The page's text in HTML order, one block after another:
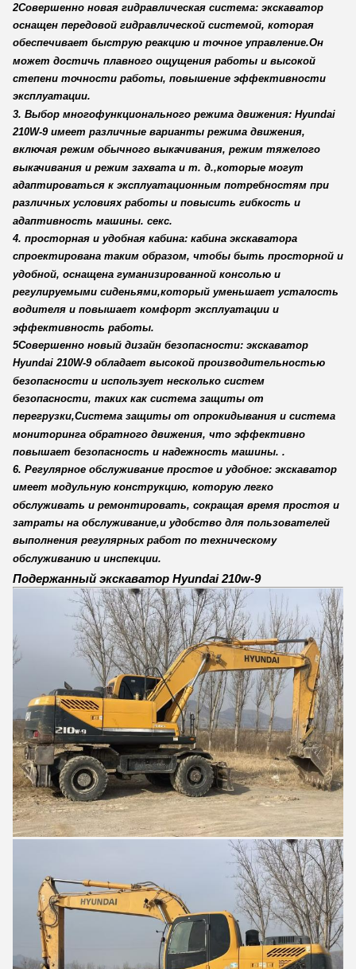
2Совершенно новая гидравлическая система: экскаватор
оснащен передовой гидравлической системой, которая
обеспечивает быструю реакцию и точное управление.Он
может достичь плавного ощущения работы и высокой
степени точности работы, повышение эффективности
эксплуатации.
3. Выбор многофункционального режима движения: Hyundai
210W-9 имеет различные варианты режима движения,
включая режим обычного выкачивания, режим тяжелого
выкачивания и режим захвата и т. д.,которые могут
адаптироваться к эксплуатационным потребностям при
различных условиях работы и повысить гибкость и
адаптивность машины. секс.
4. просторная и удобная кабина: кабина экскаватора
спроектирована таким образом, чтобы быть просторной и
удобной, оснащена гуманизированной консолью и
регулируемыми сиденьями,который уменьшает усталость
водителя и повышает комфорт эксплуатации и
эффективность работы.
5Совершенно новый дизайн безопасности: экскаватор
Hyundai 210W-9 обладает высокой производительностью
безопасности и использует несколько систем
безопасности, таких как система защиты от
перегрузки,Система защиты от опрокидывания и система
мониторинга обратного движения, что эффективно
повышает безопасность и надежность машины. .
6. Регулярное обслуживание простое и удобное: экскаватор
имеет модульную конструкцию, которую легко
обслуживать и ремонтировать, сокращая время простоя и
затраты на обслуживание,и удобство для пользователей
выполнения регулярных работ по техническому
обслуживанию и инспекции.
Подержанный экскаватор Hyundai 210w-9